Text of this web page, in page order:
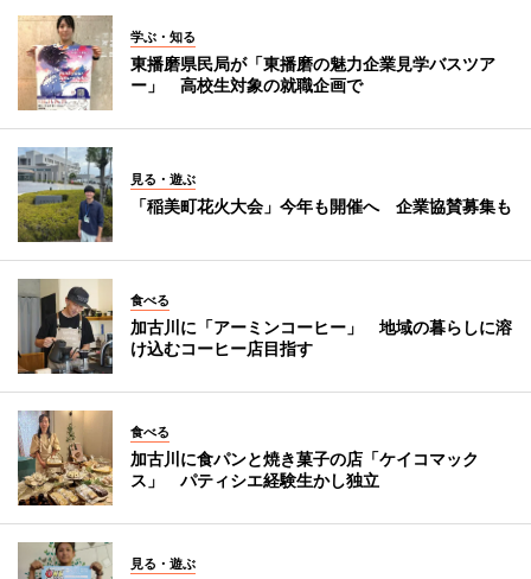
学ぶ・知る
東播磨県民局が「東播磨の魅力企業見学バスツア
ー」 高校生対象の就職企画で
見る・遊ぶ
「稲美町花火大会」今年も開催へ 企業協賛募集も
食べる
加古川に「アーミンコーヒー」 地域の暮らしに溶
け込むコーヒー店目指す
食べる
加古川に食パンと焼き菓子の店「ケイコマック
ス」 パティシエ経験生かし独立
見る・遊ぶ